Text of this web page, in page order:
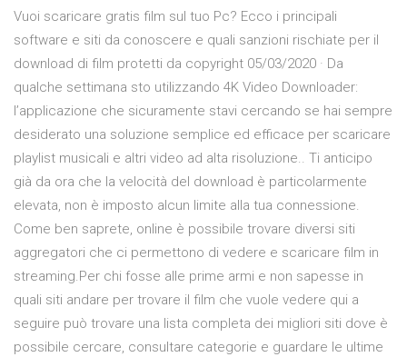
Vuoi scaricare gratis film sul tuo Pc? Ecco i principali
software e siti da conoscere e quali sanzioni rischiate per il
download di film protetti da copyright 05/03/2020 · Da
qualche settimana sto utilizzando 4K Video Downloader:
l’applicazione che sicuramente stavi cercando se hai sempre
desiderato una soluzione semplice ed efficace per scaricare
playlist musicali e altri video ad alta risoluzione.. Ti anticipo
già da ora che la velocità del download è particolarmente
elevata, non è imposto alcun limite alla tua connessione.
Come ben saprete, online è possibile trovare diversi siti
aggregatori che ci permettono di vedere e scaricare film in
streaming.Per chi fosse alle prime armi e non sapesse in
quali siti andare per trovare il film che vuole vedere qui a
seguire può trovare una lista completa dei migliori siti dove è
possibile cercare, consultare categorie e guardare le ultime